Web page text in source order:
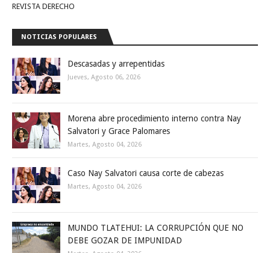
REVISTA DERECHO
NOTICIAS POPULARES
Descasadas y arrepentidas
Jueves, Agosto 06, 2026
Morena abre procedimiento interno contra Nay
Salvatori y Grace Palomares
Martes, Agosto 04, 2026
Caso Nay Salvatori causa corte de cabezas
Martes, Agosto 04, 2026
MUNDO TLATEHUI: LA CORRUPCIÓN QUE NO
DEBE GOZAR DE IMPUNIDAD